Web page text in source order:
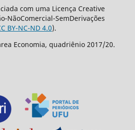
com uma Licença Creative
NãoComercial-SemDerivações
BY-NC-ND 4.0).
Economia, quadriênio 2017/20.